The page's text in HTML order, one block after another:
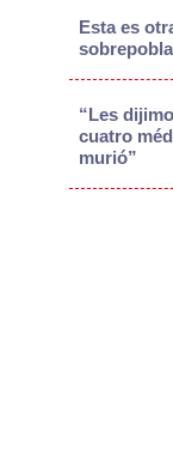
Esta es
“Les
cuatro
murió”